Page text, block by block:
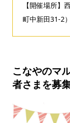
【開催場所】
町中新田31-2）
こなやのマ
者さまを募